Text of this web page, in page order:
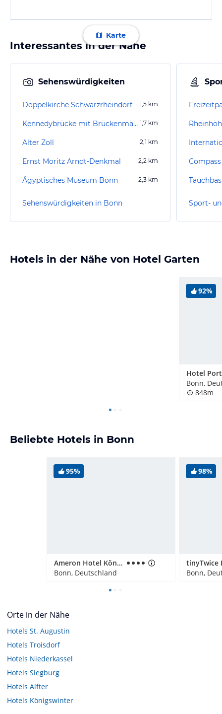
Karte
Interessantes in der Nähe
Sehenswürdigkeiten
Doppelkirche Schwarzrheindorf 1,5 km
Kennedybrücke mit Brückenmännchen 1,7 km
Alter Zoll 2,1 km
Ernst Moritz Arndt-Denkmal 2,2 km
Ägyptisches Museum Bonn 2,3 km
Sehenswürdigkeiten in Bonn Sport-
Hotels in der Nähe von Hotel Garten
92%
Hotel
Bonn,
848m
Beliebte Hotels in Bonn
95%
Ameron Hotel Königshof
Bonn, Deutschland
98%
Bonn,
Orte in der Nähe
Hotels St. Augustin
Hotels Troisdorf
Hotels Niederkassel
Hotels Siegburg
Hotels Alfter
Hotels Königswinter